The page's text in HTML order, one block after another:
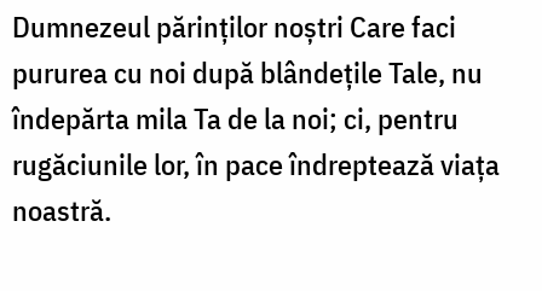
Dumnezeul părinţilor noştri Care faci
pururea cu noi după blândeţile Tale, nu
îndepărta mila Ta de la noi; ci, pentru
rugăciunile lor, în pace îndreptează viaţa
noastră.